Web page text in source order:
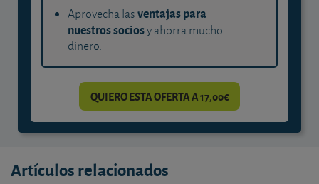
Aprovecha lasventajas para
nuestros sociosy ahorra mucho
dinero.
QUIERO ESTA OFERTA A 17,00€
Artículos relacionados